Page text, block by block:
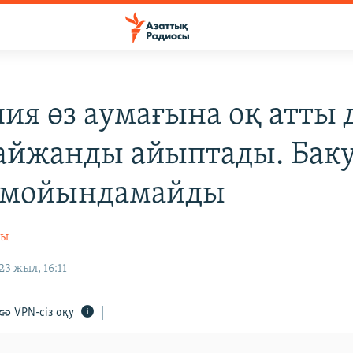
өз аумағына оқ атты
айыптады.
жыл, 16:11
VPN-сіз оқу